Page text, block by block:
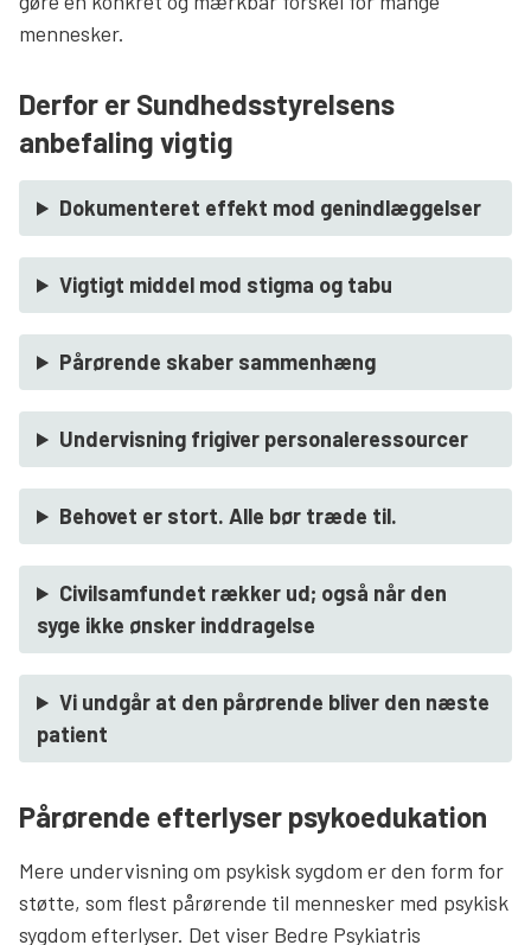
mennesker.
Derfor er Sundhedsstyrelsens
anbefaling vigtig
Dokumenteret effekt mod genindlæggelser
Vigtigt middel mod stigma og tabu
Pårørende skaber sammenhæng
Undervisning frigiver personaleressourcer
Behovet er stort. Alle bør træde til.
Civilsamfundet rækker ud; også når den
syge ikke ønsker inddragelse
Vi undgår at den pårørende bliver den næste
patient
Pårørende efterlyser psykoedukation
Mere undervisning om psykisk sygdom er den form for
støtte, som flest pårørende til mennesker med psykisk
sygdom efterlyser. Det viser Bedre Psykiatris